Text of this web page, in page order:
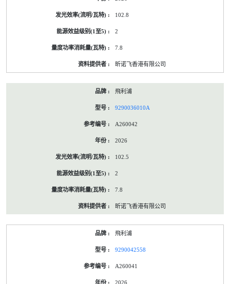
102.8
2
7.8
昕诺飞香港有限公司
飛利浦
9290036010A
A260042
2026
102.5
2
7.8
昕诺飞香港有限公司
飛利浦
9290042558
A260041
2026